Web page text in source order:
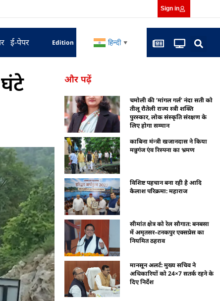
Sign in
ई-पेपर Edition हिन्दी ▼
और पढ़ें
चमोली की ‘मांगल गर्ल’ नंदा सती को
तीलू रौतेली राज्य स्त्री शक्ति
पुरस्कार, लोक संस्कृति संरक्षण के
लिए होगा सम्मान
काबिना मंन्त्री खजानदास ने किया
मन्नुगंज एंव रिस्पना का भ्रमण
विशिष्ट पहचान बना रही है आदि
कैलाश परिक्रमा: महाराज
सीमांत क्षेत्र को रेल सौगात: बनबसा
में अमृतसर–टनकपुर एक्सप्रेस का
नियमित ठहराव
मानसून अलर्ट: मुख्य सचिव ने
अधिकारियों को 24×7 सतर्क रहने के
दिए निर्देश